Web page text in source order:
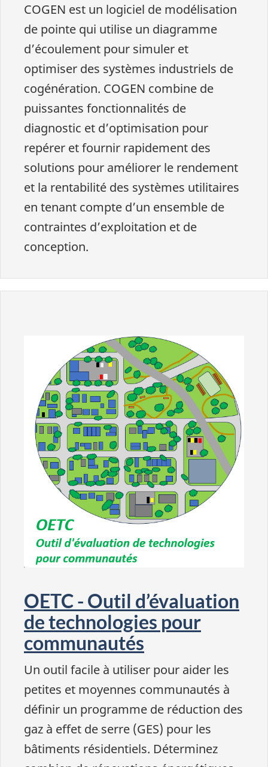
COGEN est un logiciel de modélisation
de pointe qui utilise un diagramme
d’écoulement pour simuler et
optimiser des systèmes industriels de
cogénération. COGEN combine de
puissantes fonctionnalités de
diagnostic et d’optimisation pour
repérer et fournir rapidement des
solutions pour améliorer le rendement
et la rentabilité des systèmes utilitaires
en tenant compte d’un ensemble de
contraintes d’exploitation et de
conception.
OETC - Outil d’évaluation
de technologies pour
communautés
Un outil facile à utiliser pour aider les
petites et moyennes communautés à
définir un programme de réduction des
gaz à effet de serre (GES) pour les
bâtiments résidentiels. Déterminez